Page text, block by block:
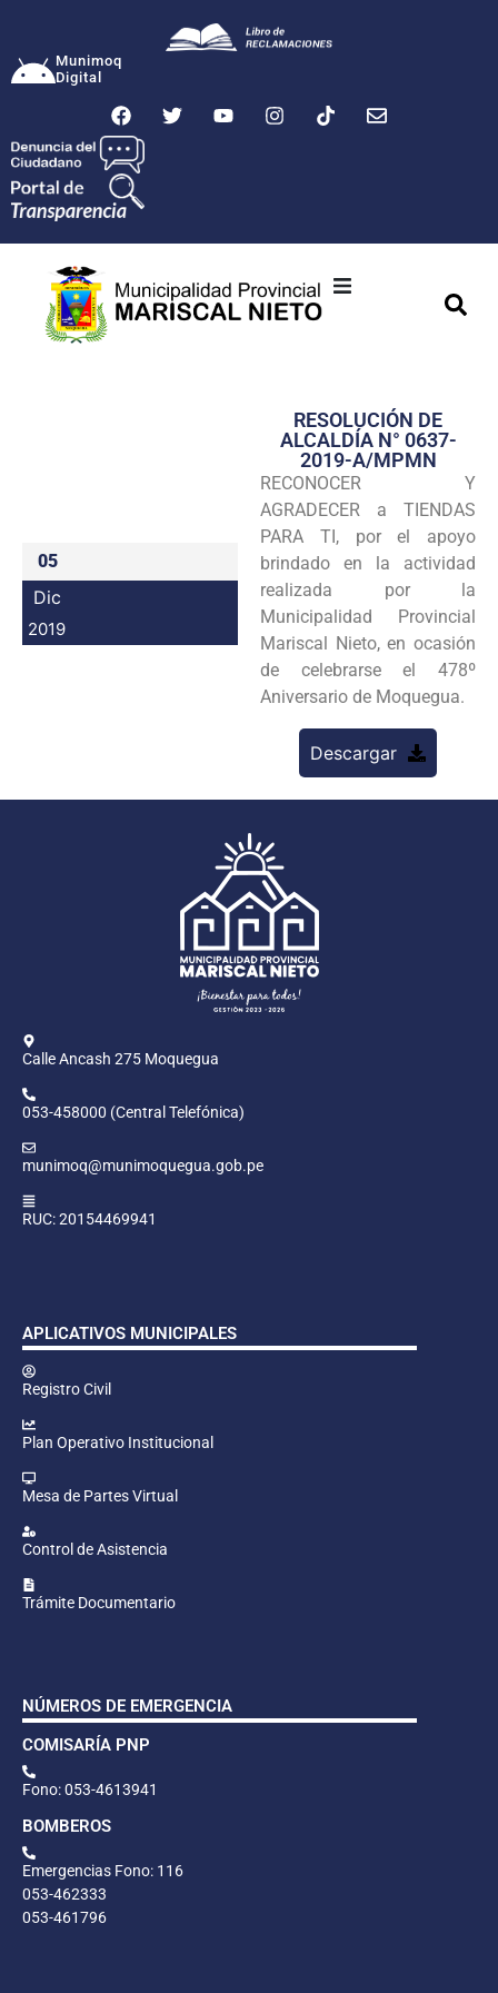
Munimoq
Digital
Transparencia
Seguridad
Programas
Intranet
05
Dic
2019
RESOLUCIÓN DE
ALCALDÍA N° 0637-
2019-A/MPMN
RECONOCER Y
AGRADECER a TIENDAS
PARA TI, por el apoyo
brindado en la actividad
realizada por la
Municipalidad Provincial
Mariscal Nieto, en ocasión
de celebrarse el 478º
Aniversario de Moquegua.
Descargar
Calle Ancash 275 Moquegua
053-458000 (Central Telefónica)
munimoq@munimoquegua.gob.pe
RUC: 20154469941
APLICATIVOS MUNICIPALES
Registro Civil
Plan Operativo Institucional
Mesa de Partes Virtual
Control de Asistencia
Trámite Documentario
NÚMEROS DE EMERGENCIA
COMISARÍA PNP
Fono: 053-4613941
BOMBEROS
Emergencias Fono: 116
053-462333
053-461796